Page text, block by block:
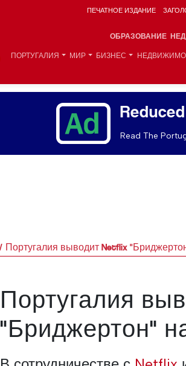
ПЕЧАТНОЕ ИЗДАНИЕ
ОБРАЗОВАНИЕ
ПОРТУГАЛИЯ МИР БИЗНЕС
Read The
Португалия выводит Netflix
Португалия
"Бриджертон"